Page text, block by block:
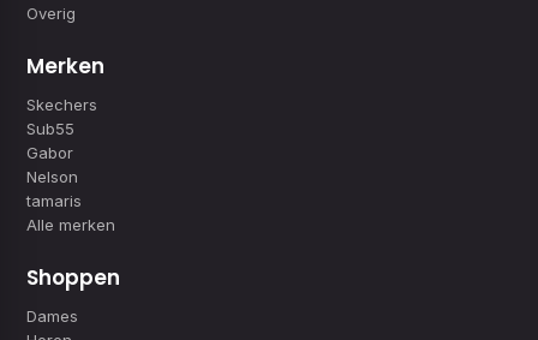
Overig
Merken
Skechers
Sub55
Gabor
Nelson
tamaris
Alle merken
Shoppen
Dames